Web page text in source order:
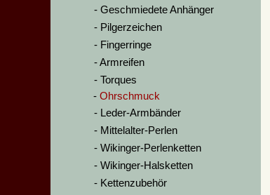
Geschmiedete Anhänger
Pilgerzeichen
Fingerringe
Armreifen
Torques
Ohrschmuck
Leder-Armbänder
Mittelalter-Perlen
Wikinger-Perlenketten
Wikinger-Halsketten
Kettenzubehör